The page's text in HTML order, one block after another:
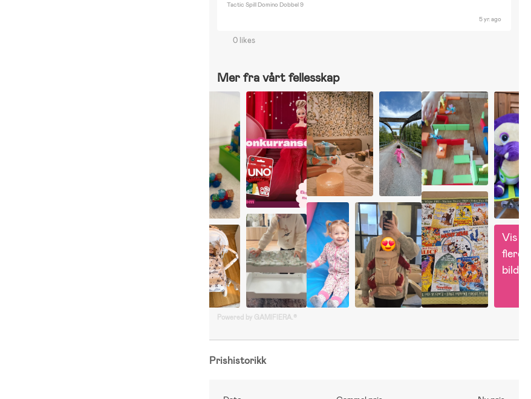
Tactic Spill Domino Dobbel 9
5 yr. ago
0 likes
Mer fra vårt fellesskap
Vis
flere
bilder
Powered by GAMIFIERA.®
Prishistorikk